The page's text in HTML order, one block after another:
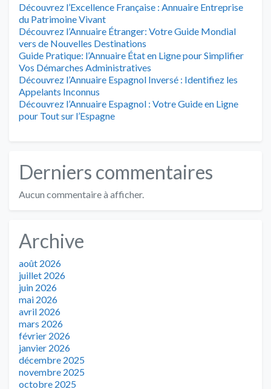
Découvrez l’Excellence Française : Annuaire Entreprise
du Patrimoine Vivant
Découvrez l’Annuaire Étranger: Votre Guide Mondial
vers de Nouvelles Destinations
Guide Pratique: l’Annuaire État en Ligne pour Simplifier
Vos Démarches Administratives
Découvrez l’Annuaire Espagnol Inversé : Identifiez les
Appelants Inconnus
Découvrez l’Annuaire Espagnol : Votre Guide en Ligne
pour Tout sur l’Espagne
Derniers commentaires
Aucun commentaire à afficher.
Archive
août 2026
juillet 2026
juin 2026
mai 2026
avril 2026
mars 2026
février 2026
janvier 2026
décembre 2025
novembre 2025
octobre 2025